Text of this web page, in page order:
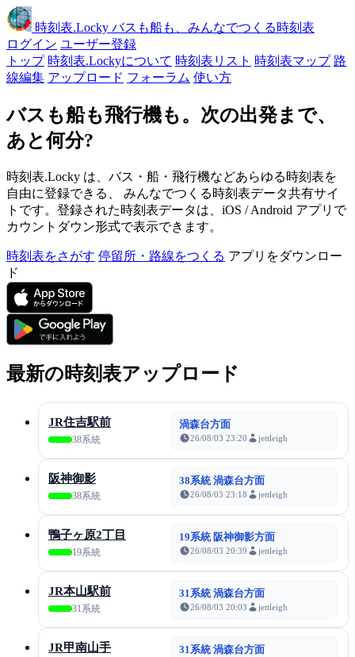
時刻表.Locky バスも船も、みんなでつくる時刻表
ログイン ユーザー登録
トップ 時刻表.Lockyについて 時刻表リスト 時刻表マップ 路
線編集 アップロード フォーラム 使い方
バスも船も飛行機も。次の出発まで、
あと何分?
時刻表.Locky は、バス・船・飛行機などあらゆる時刻表を
自由に登録できる、 みんなでつくる時刻表データ共有サイ
トです。登録された時刻表データは、iOS / Android アプリで
カウントダウン形式で表示できます。
時刻表をさがす 停留所・路線をつくる アプリをダウンロー
ド
最新の時刻表アップロード
JR住吉駅前
38系統
渦森台方面
26/08/03 23:20 jettleigh
阪神御影
38系統
38系統 渦森台方面
26/08/03 23:18 jettleigh
鴨子ヶ原2丁目
19系統
19系統 阪神御影方面
26/08/03 20:39 jettleigh
JR本山駅前
31系統
31系統 渦森台方面
26/08/03 20:03 jettleigh
JR甲南山手 31系統 渦森台方面